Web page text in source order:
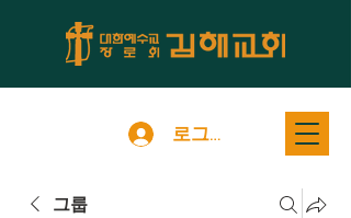
로그인
그룹